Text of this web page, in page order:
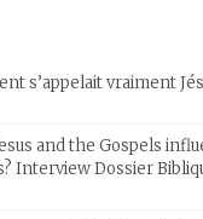
s’appelait vraiment
and the Gospels
Interview Dossier